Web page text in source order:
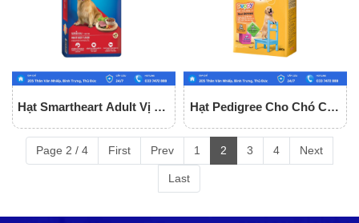
Hạt Smartheart Adult Vị Bò
Hạt Pedigree Cho Chó Con
Page 2 / 4 First Prev 1 2 3 4 Next
Last